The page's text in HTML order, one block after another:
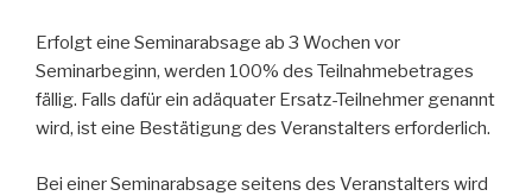
Erfolgt eine Seminarabsage ab 3 Wochen vor
Seminarbeginn, werden 100% des Teilnahmebetrages
fällig. Falls dafür ein adäquater Ersatz-Teilnehmer genannt
wird, ist eine Bestätigung des Veranstalters erforderlich.
Bei einer Seminarabsage seitens des Veranstalters wird